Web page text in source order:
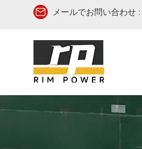
メールでお問い合わせ :